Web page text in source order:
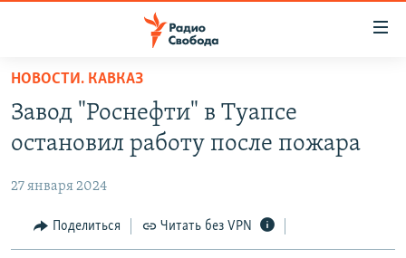
упрощенного
доступа
основному
Вернутся
ПРОГРАММЫ
ПОДКАСТЫ
АВТОРСКИЕ ПРОЕКТЫ
ЦИТАТЫ СВОБОДЫ
МНЕНИЯ
НОВОСТИ. КАВКАЗ
Завод "Роснефти" в Туапсе
остановил работу после пожара
27 января 2024
Поделиться Читать без VPN